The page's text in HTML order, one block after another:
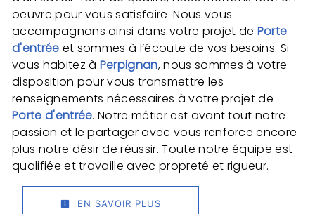
oeuvre pour vous satisfaire. Nous vous
accompagnons ainsi dans votre projet de Porte
d'entrée et sommes à l’écoute de vos besoins. Si
vous habitez à Perpignan, nous sommes à votre
disposition pour vous transmettre les
renseignements nécessaires à votre projet de
Porte d'entrée. Notre métier est avant tout notre
passion et le partager avec vous renforce encore
plus notre désir de réussir. Toute notre équipe est
qualifiée et travaille avec propreté et rigueur.
EN SAVOIR PLUS